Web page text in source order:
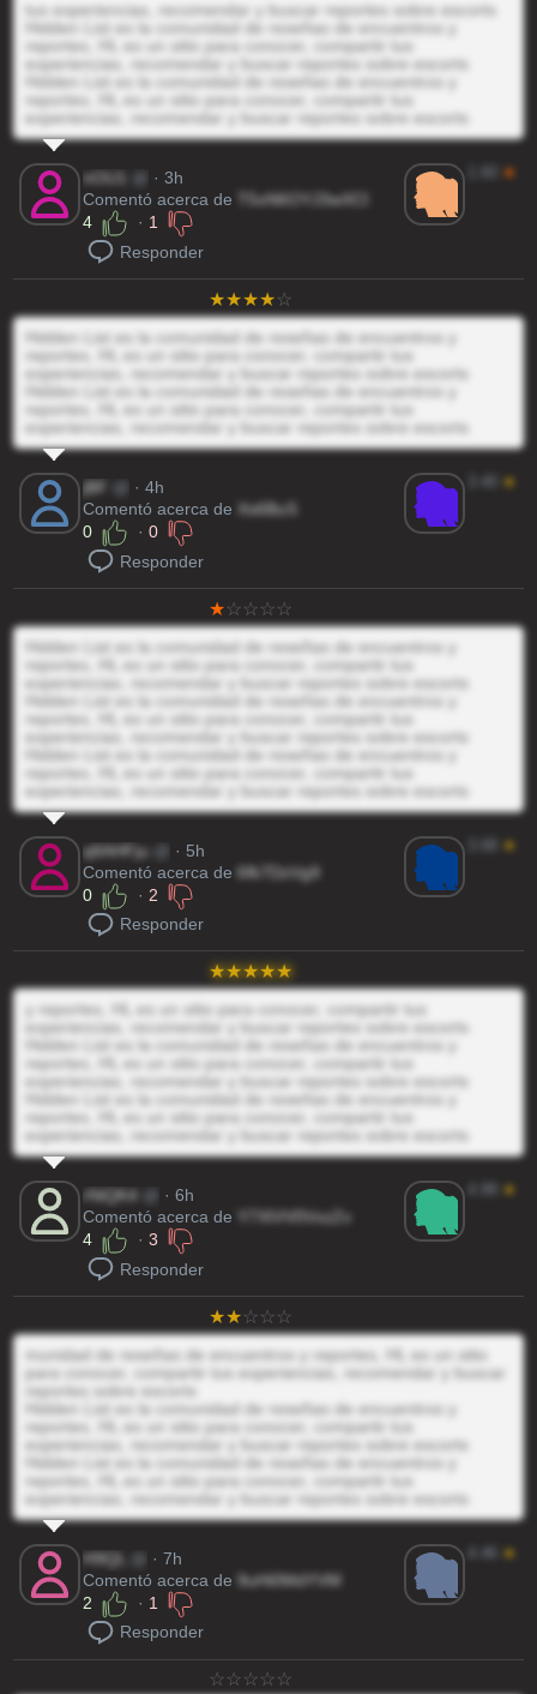
tus experiencias, recomendar y buscar reportes sobre escorts
Hidden List es la comunidad de reseñas de encuentros y
reportes, HL es un sitio para conocer, compartir tus
experiencias, recomendar y buscar reportes sobre escorts
Hidden List es la comunidad de reseñas de encuentros y
reportes, HL es un sitio para conocer, compartir tus
experiencias, recomendar y buscar reportes sobre escorts
nOU1
· 3h
Comentó acerca de
T5xN6OYJ3wXCl
4
· 1
Responder
★
Hidden List es la comunidad de reseñas de encuentros y
reportes, HL es un sitio para conocer, compartir tus
experiencias, recomendar y buscar reportes sobre escorts
Hidden List es la comunidad de reseñas de encuentros y
reportes, HL es un sitio para conocer, compartir tus
experiencias, recomendar y buscar reportes sobre escorts
· 4h
Comentó acerca de
Xs6BuS
0
·0
Responder
★
Hidden List es la comunidad de reseñas de encuentros y
reportes, HL es un sitio para conocer, compartir tus
experiencias, recomendar y buscar reportes sobre escorts
Hidden List es la comunidad de reseñas de encuentros y
reportes, HL es un sitio para conocer, compartir tus
experiencias, recomendar y buscar reportes sobre escorts
Hidden List es la comunidad de reseñas de encuentros y
reportes, HL es un sitio para conocer, compartir tus
experiencias, recomendar y buscar reportes sobre escorts
q8AHFju
· 5h
Comentó acerca de 6fk7DzVg9
0
· 2
Responder
★
y reportes, HL es un sitio para conocer, compartir tus
experiencias, recomendar y buscar reportes sobre escorts
Hidden List es la comunidad de reseñas de encuentros y
reportes, HL es un sitio para conocer, compartir tus
experiencias, recomendar y buscar reportes sobre escorts
Hidden List es la comunidad de reseñas de encuentros y
reportes, HL es un sitio para conocer, compartir tus
experiencias, recomendar y buscar reportes sobre escorts
rNiQK4
· 6h
Comentó acerca de
Y7XIVV0VxzZv
4
·3
Responder
★
munidad de reseñas de encuentros y reportes, HL es un sitio
para conocer, compartir tus experiencias, recomendar y buscar
reportes sobre escorts
Hidden List es la comunidad de reseñas de encuentros y
reportes, HL es un sitio para conocer, compartir tus
experiencias, recomendar y buscar reportes sobre escorts
Hidden List es la comunidad de reseñas de encuentros y
reportes, HL es un sitio para conocer, compartir tus
experiencias, recomendar y buscar reportes sobre escorts
· 7h
Comentó acerca de
9uHi0MdYVM
2
· 1
Responder
★